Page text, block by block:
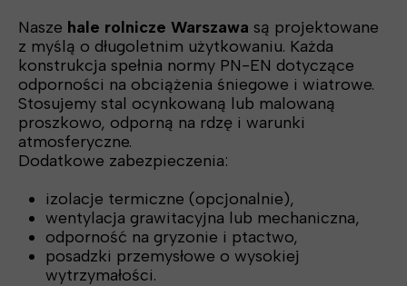
Nasze hale rolnicze Warszawa są projektowane
z myślą o długoletnim użytkowaniu. Każda
konstrukcja spełnia normy PN-EN dotyczące
odporności na obciążenia śniegowe i wiatrowe.
Stosujemy stal ocynkowaną lub malowaną
proszkowo, odporną na rdzę i warunki
atmosferyczne.
Dodatkowe zabezpieczenia:
izolacje termiczne (opcjonalnie),
wentylacja grawitacyjna lub mechaniczna,
odporność na gryzonie i ptactwo,
posadzki przemysłowe o wysokiej
wytrzymałości.